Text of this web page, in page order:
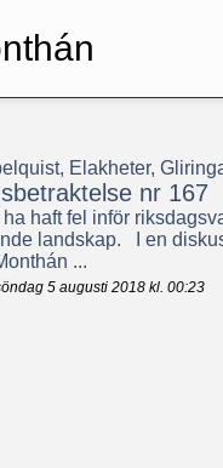
Elakheter,
nr 167
haft fel inför
landskap. I en
...
5 augusti 2018 kl. 00:23